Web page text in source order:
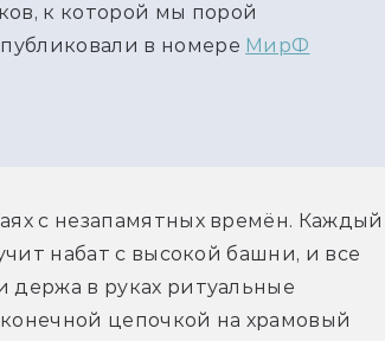
к которой мы порой
в номере МирФ
с незапамятных времён. Каждый
набат с высокой башни, и все
в руках ритуальные
цепочкой на храмовый